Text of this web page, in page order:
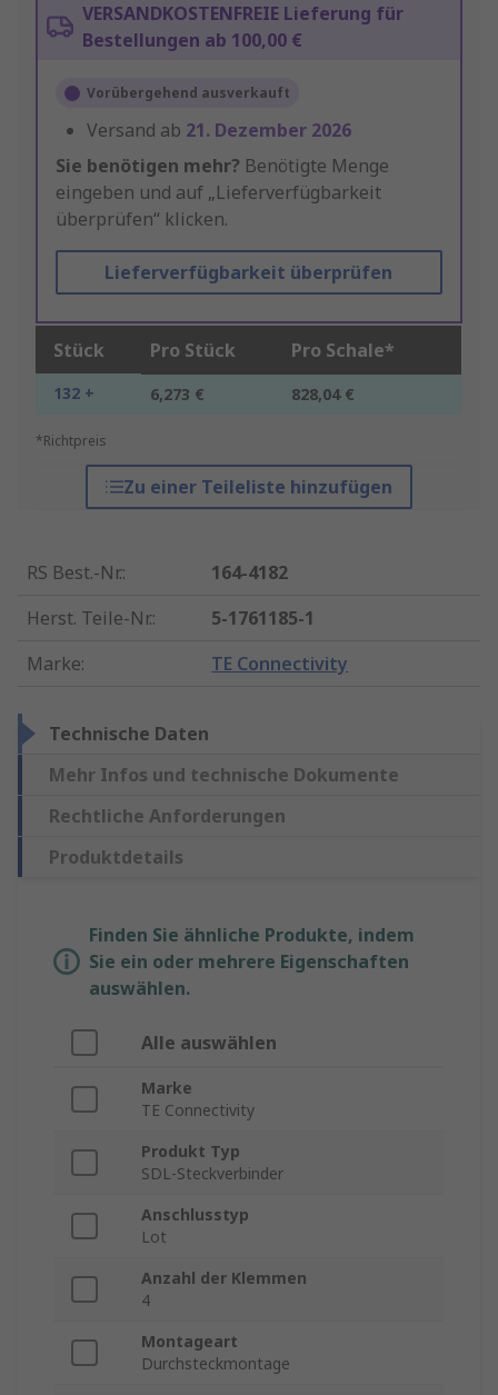
VERSANDKOSTENFREIE Lieferung für
Bestellungen ab 100,00 €
Vorübergehend ausverkauft
Versand ab 21. Dezember 2026
Sie benötigen mehr? Benötigte Menge
eingeben und auf „Lieferverfügbarkeit
überprüfen“ klicken.
Lieferverfügbarkeit überprüfen
Stück Pro Stück Pro Schale*
132 + 6,273 € 828,04 €
*Richtpreis
Zu einer Teileliste hinzufügen
RS Best.-Nr.:
164-4182
Herst. Teile-Nr.:
5-1761185-1
Marke: TE Connectivity
Technische Daten
Mehr Infos und technische Dokumente
Rechtliche Anforderungen
Produktdetails
Finden Sie ähnliche Produkte, indem
Sie ein oder mehrere Eigenschaften
auswählen.
Alle auswählen
Marke
TE Connectivity
Produkt Typ
SDL-Steckverbinder
Anschlusstyp
Lot
Anzahl der Klemmen
4
Montageart
Durchsteckmontage